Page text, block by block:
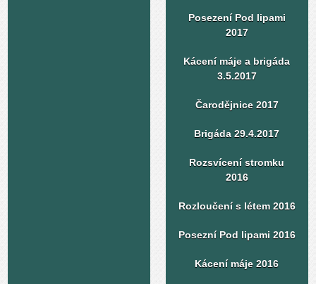
Posezení Pod lipami
2017
Kácení máje a brigáda
3.5.2017
Čarodějnice 2017
Brigáda 29.4.2017
Rozsvícení stromku
2016
Rozloučení s létem 2016
Posezní Pod lipami 2016
Kácení máje 2016